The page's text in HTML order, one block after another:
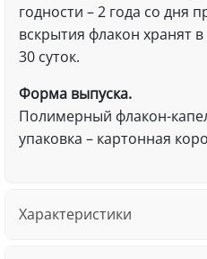
годности – 2 года со дня
вскрытия флакон хранят
30 суток.
Форма выпуска.
Полимерный флакон-
упаковка – картонная
Характеристики